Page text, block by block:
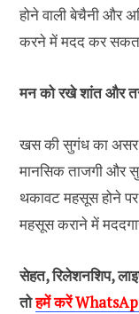
होने वाली बेचैनी और
करने में मदद कर
मन को रखे शांत और
खस की सुगंध का असर
मानसिक ताजगी और
थकावट महसूस होने
महसूस कराने में
सेहत, रिलेशनशिप,
तोहमें करें